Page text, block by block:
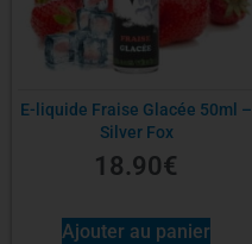
E-liquide Fraise Glacée 50ml –
Silver Fox
18.90€
Ajouter au panier